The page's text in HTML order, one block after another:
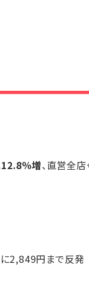
12.8％増、直営全
2,849円まで反発